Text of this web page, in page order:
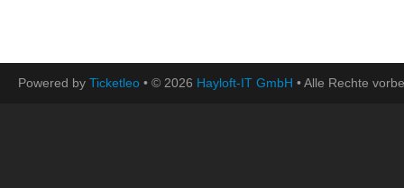
Powered by Ticketleo • © 2026 Hayloft-IT GmbH • Alle Rechte